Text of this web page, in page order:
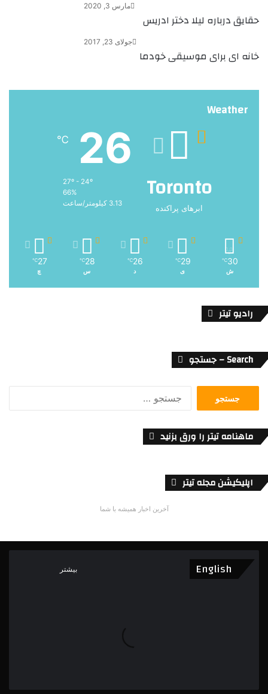
مارس 3, 2020
حقایق درباره لیلا دختر ادریس
جولای 23, 2017
خانه ای برای موسیقی خودما
Weather
Toronto
ابرهای پراکنده
26
℃
27º - 24º
66%
3.13 کیلومتر/ساعت
30
℃
ش
29
℃
ی
26
℃
د
28
℃
س
27
℃
چ
رادیو تیتر
Search – جستجو
برای:
ماهنامه تیتر را ورق بزنید
اپلیکیشن مجله تیتر
آخرین اخبار همیشه با شما
English بیشتر